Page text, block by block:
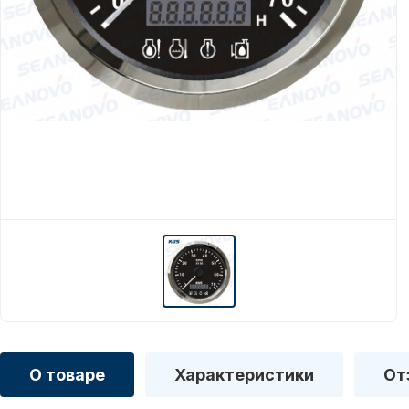
О товаре Характеристики